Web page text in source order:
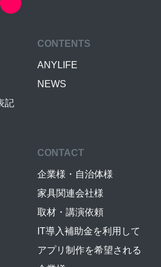
記
CONTENTS
ANYLIFE
NEWS
CONTACT
企業様・自治体様
家具関連会社様
取材・講演依頼
IT導入補助金を利用して
アプリ制作を希望される